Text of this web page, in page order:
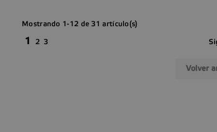
Mostrando 1-12 de 31 artículo(s)
1 2 3
Volver